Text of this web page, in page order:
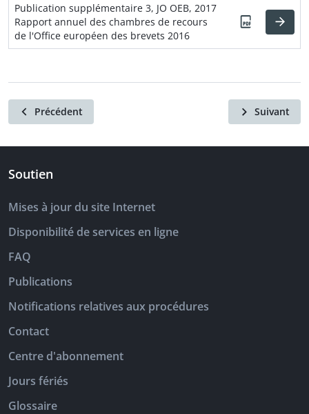
Publication supplémentaire 3, JO OEB, 2017
Rapport annuel des chambres de recours
de l'Office européen des brevets 2016
Précédent Suivant
Soutien
Mises à jour du site Internet
Disponibilité de services en ligne
FAQ
Publications
Notifications relatives aux procédures
Contact
Centre d'abonnement
Jours fériés
Glossaire